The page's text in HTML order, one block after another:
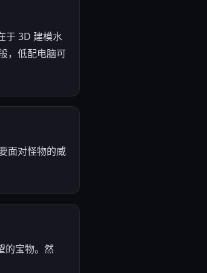
于 3D 建模水
，低配电脑可
面对怪物的威
的宝物。然